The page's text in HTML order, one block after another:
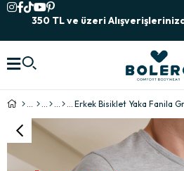
350 TL ve üzeri
Erkek Bisiklet Yaka Fanila